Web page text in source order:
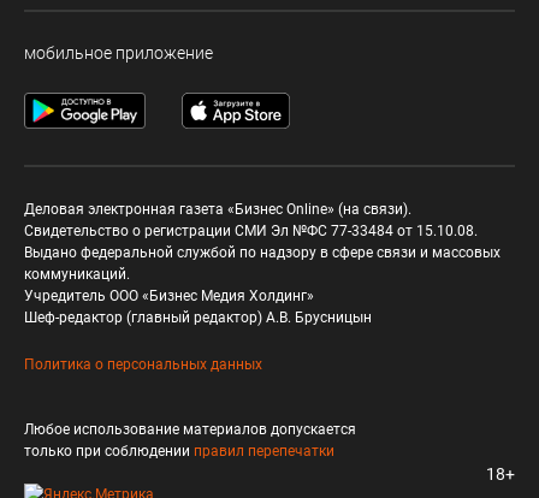
мобильное приложение
Деловая электронная газета «Бизнес Online» (на связи).
Свидетельство о регистрации СМИ Эл №ФС 77-33484 от 15.10.08.
Выдано федеральной службой по надзору в сфере связи и массовых
коммуникаций.
Учредитель ООО «Бизнес Медия Холдинг»
Шеф-редактор (главный редактор) А.В. Брусницын
Политика о персональных данных
Любое использование материалов допускается
только при соблюдении правил перепечатки
18+